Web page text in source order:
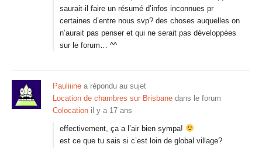
saurait-il faire un résumé d’infos inconnues pr
certaines d’entre nous svp? des choses auquelles on
n’aurait pas penser et qui ne serait pas développées
sur le forum… ^^
Pauliiine a répondu au sujet
Location de chambres sur Brisbane dans le forum
Colocation il y a 17 ans
effectivement, ça a l’air bien sympa!
est ce que tu sais si c’est loin de global village?